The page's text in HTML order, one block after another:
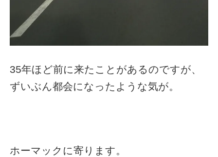
35年ほど前に来たことがあるのですが、
ずいぶん都会になったような気が。
ホーマックに寄ります。